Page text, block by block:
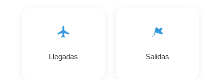
Llegadas Salidas